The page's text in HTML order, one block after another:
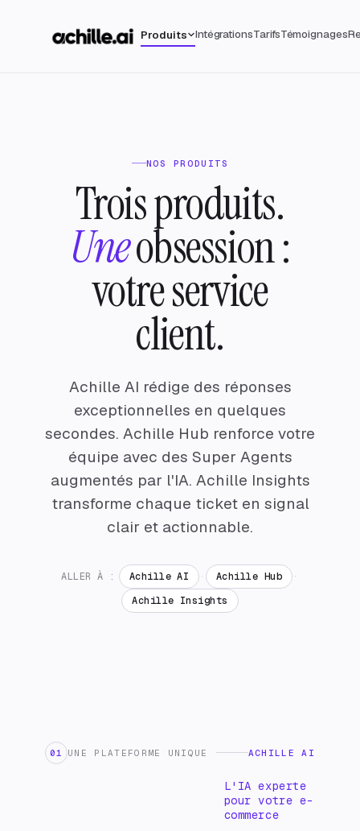
Produits IntégrationsTarifsTémoignages
NOS PRODUITS
Trois produits.
Uneobsession :
votre service
client.
Achille AI rédige des réponses
exceptionnelles en quelques
secondes. Achille Hub renforce votre
équipe avec des Super Agents
augmentés par l'IA. Achille Insights
transforme chaque ticket en signal
clair et actionnable.
ALLER À : Achille AI · Achille Hub
·
Achille Insights
01 UNE PLATEFORME UNIQUE ACHILLE AI
L'IA experte
pour votre e-
commerce